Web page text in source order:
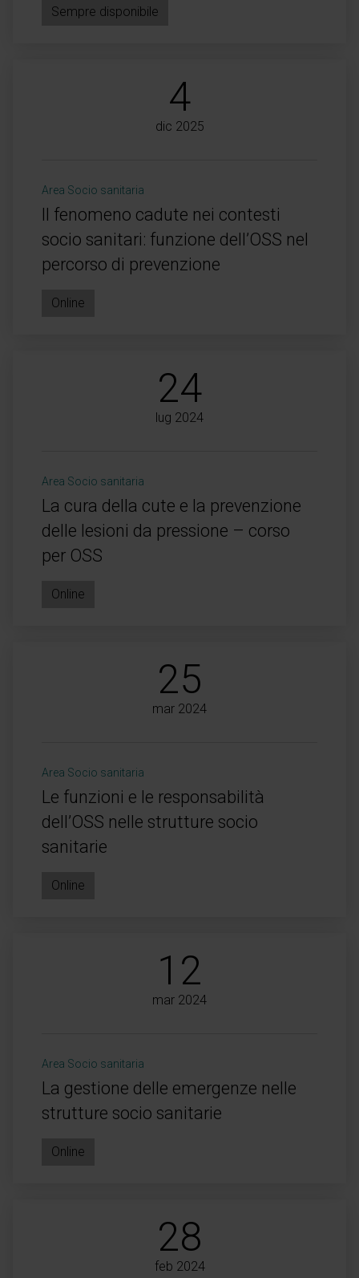
Sempre disponibile
4
dic 2025
Area Socio sanitaria
Il fenomeno cadute nei contesti
socio sanitari: funzione dell’OSS nel
percorso di prevenzione
Online
24
lug 2024
Area Socio sanitaria
La cura della cute e la prevenzione
delle lesioni da pressione – corso
per OSS
Online
25
mar 2024
Area Socio sanitaria
Le funzioni e le responsabilità
dell’OSS nelle strutture socio
sanitarie
Online
12
mar 2024
Area Socio sanitaria
La gestione delle emergenze nelle
strutture socio sanitarie
Online
28
feb 2024